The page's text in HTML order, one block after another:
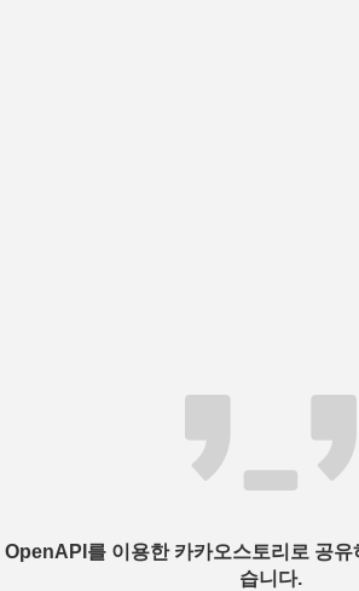
OpenAPI를 이용한 카카오스토리로 공유
습니다.